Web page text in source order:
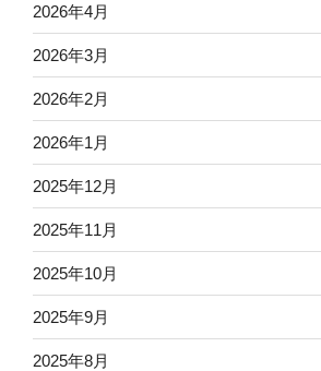
2026年4月
2026年3月
2026年2月
2026年1月
2025年12月
2025年11月
2025年10月
2025年9月
2025年8月